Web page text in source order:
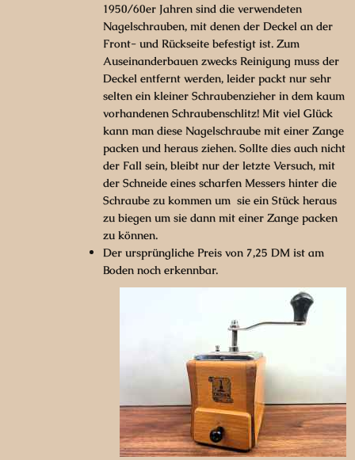
1950/60er Jahren sind die verwendeten
Nagelschrauben, mit denen der Deckel an der
Front- und Rückseite befestigt ist. Zum
Auseinanderbauen zwecks Reinigung muss der
Deckel entfernt werden, leider packt nur sehr
selten ein kleiner Schraubenzieher in dem kaum
vorhandenen Schraubenschlitz! Mit viel Glück
kann man diese Nagelschraube mit einer Zange
packen und heraus ziehen. Sollte dies auch nicht
der Fall sein, bleibt nur der letzte Versuch, mit
der Schneide eines scharfen Messers hinter die
Schraube zu kommen um sie ein Stück heraus
zu biegen um sie dann mit einer Zange packen
zu können.
Der ursprüngliche Preis von 7,25 DM ist am
Boden noch erkennbar.